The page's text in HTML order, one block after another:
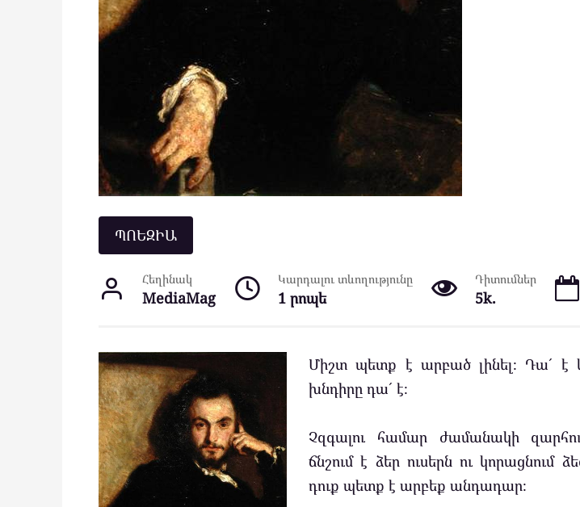
ՊՈԵԶԻԱ
Հեղինակ
MediaMag
Կարդալու տևողությունը
1 րոպե
Դիտումներ
5k.
Միշտ պետք է արբած լինել։ Դա´ է
խնդիրը դա´ է։
Չզգալու համար ժամանակի
ճնշում է ձեր ուսերն ու կորացնում
դուք պետք է արբեք անդադար։